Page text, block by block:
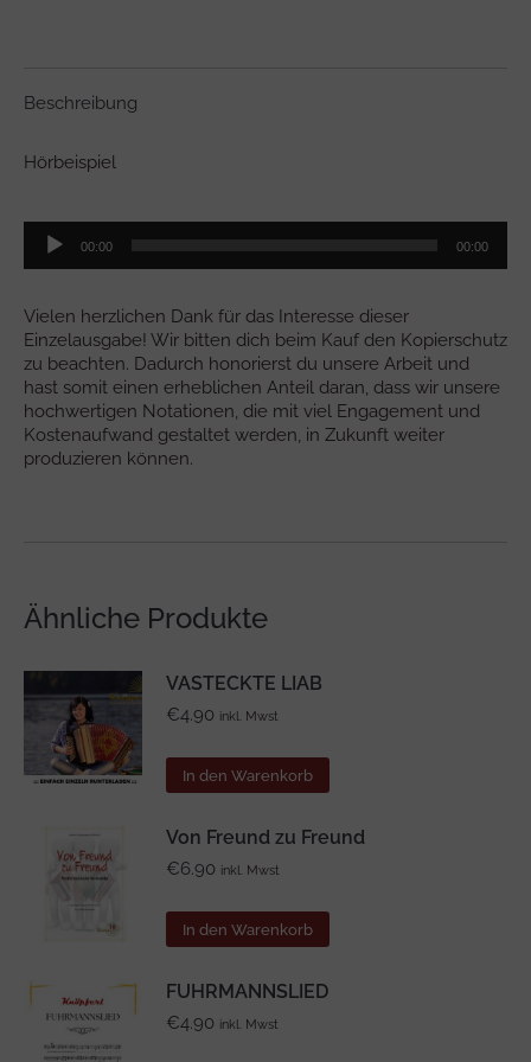
Beschreibung
Hörbeispiel
Audio-
Player
00:00 00:00
Vielen herzlichen Dank für das Interesse dieser
Einzelausgabe! Wir bitten dich beim Kauf den Kopierschutz
zu beachten. Dadurch honorierst du unsere Arbeit und
hast somit einen erheblichen Anteil daran, dass wir unsere
hochwertigen Notationen, die mit viel Engagement und
Kostenaufwand gestaltet werden, in Zukunft weiter
produzieren können.
Ähnliche Produkte
VASTECKTE LIAB
€4.90 inkl. Mwst
In den Warenkorb
Von Freund zu Freund
€6.90 inkl. Mwst
In den Warenkorb
FUHRMANNSLIED
€4.90 inkl. Mwst